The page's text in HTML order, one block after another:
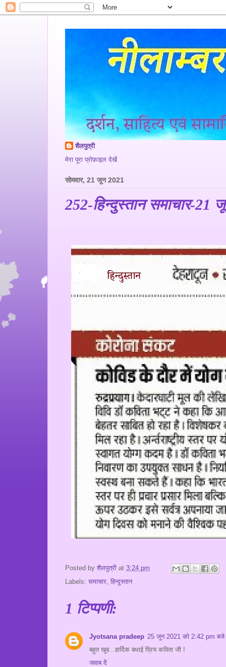
शैलपुत्री
मेरा पूरा प्रोफ़ाइल देखें
सोमवार, 21 जून 2021
252-हिन्दुस्तान समाचार-21
Posted by शैलपुत्री at 3:24 pm
Labels: समाचार हिन्दुस्तान
1 टिप्पणी:
Jyotsana pradeep 25 जून 2021 को 2:42 pm बजे
बहुत खूब...हार्दिक बधाई प्रिय कविता जी !
जवाब दें